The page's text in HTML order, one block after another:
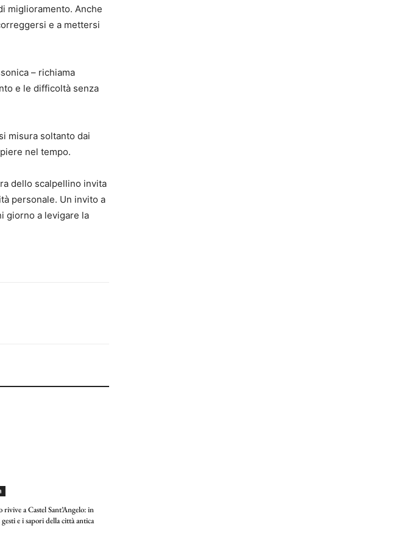
miglioramento. Anche
e a mettersi
– richiama
e le difficoltà senza
misura soltanto dai
nel tempo.
dello scalpellino invita
personale. Un invito a
giorno a levigare la
rivive a Castel Sant’Angelo: in
e i sapori della città antica